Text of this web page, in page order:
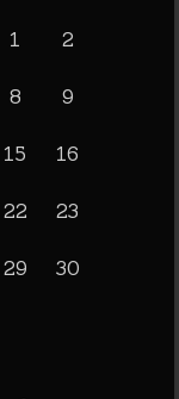
1 2
8 9
15 16
22 23
29 30